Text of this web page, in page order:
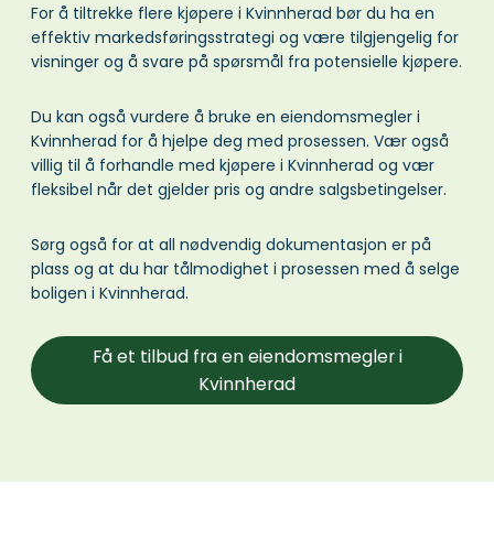
For å tiltrekke flere kjøpere i Kvinnherad bør du ha en
effektiv markedsføringsstrategi og være tilgjengelig for
visninger og å svare på spørsmål fra potensielle kjøpere.
Du kan også vurdere å bruke en eiendomsmegler i
Kvinnherad for å hjelpe deg med prosessen. Vær også
villig til å forhandle med kjøpere i Kvinnherad og vær
fleksibel når det gjelder pris og andre salgsbetingelser.
Sørg også for at all nødvendig dokumentasjon er på
plass og at du har tålmodighet i prosessen med å selge
boligen i Kvinnherad.
Få et tilbud fra en eiendomsmegler i
Kvinnherad